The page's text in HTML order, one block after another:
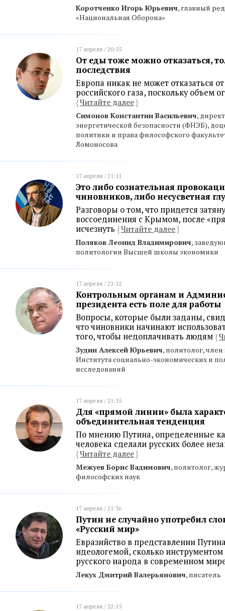
Коротченко Игорь Юрьевич, главный
«Национальная Оборона»
17 апреля / 20:55
От еды тоже можно отказаться,
последствия
Европа никак не может отказаться
российского газа, поскольку объем
{Читайте далее}
Симонов Константин Васильевич,
энергетической безопасности (ФНЭБ),
политики и права философского
Ломоносова
17 апреля / 21:11
Это либо сознательная
чиновников, либо несусветная
Разговоры о том, что придется
воссоединения с Крымом, после
исчезнуть {Читайте далее}
Поляков Леонид Владимирович,
политологии Высшей школы экономики
17 апреля / 21:12
Контрольным органам и
президента есть поле для работы
Вопросы, которые были заданы,
что чиновники начинают
того, чтобы недоплачивать людям {
Зудин Алексей Юрьевич, политолог, член
Института социально-экономических и
исследований
17 апреля / 21:35
Для «прямой линии» была
объединительная тенденция
По мнению Путина, определенные
человека сделали русских более
{Читайте далее}
Межуев Борис Вадимович, политолог,
философских наук
17 апреля / 21:36
Путин не случайно употребил
«Русский мир»
Евразийство в представлении
идеологемой, сколько
русского народа в современном
Лекух Дмитрий Валерьянович, писатель
17 апреля / 22:15